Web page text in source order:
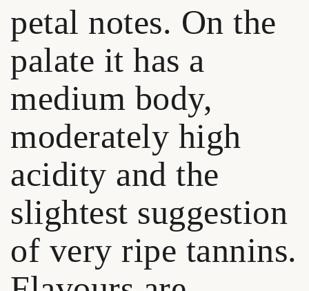
petal notes. On the
palate it has a
medium body,
moderately high
acidity and the
slightest suggestion
of very ripe tannins.